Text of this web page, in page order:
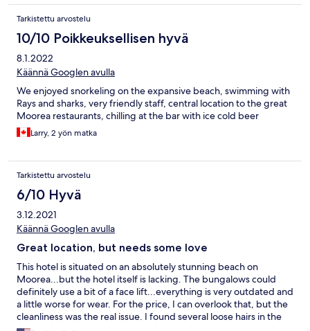
Tarkistettu arvostelu
10/10 Poikkeuksellisen hyvä
8.1.2022
Käännä Googlen avulla
We enjoyed snorkeling on the expansive beach, swimming with
Rays and sharks, very friendly staff, central location to the great
Moorea restaurants, chilling at the bar with ice cold beer
Larry, 2 yön matka
Tarkistettu arvostelu
6/10 Hyvä
3.12.2021
Käännä Googlen avulla
Great location, but needs some love
This hotel is situated on an absolutely stunning beach on
Moorea...but the hotel itself is lacking. The bungalows could
definitely use a bit of a face lift...everything is very outdated and
a little worse for wear. For the price, I can overlook that, but the
cleanliness was the real issue. I found several loose hairs in the